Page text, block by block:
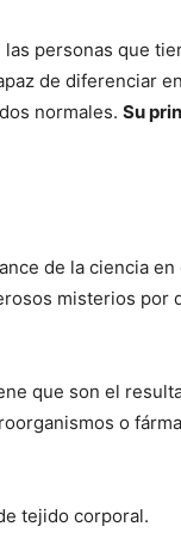
las personas que
de diferenciar
normales. Su
de la ciencia
misterios por
que son el
o
tejido corporal.